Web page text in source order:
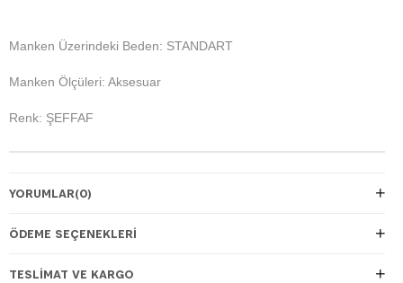
Manken Üzerindeki Beden: STANDART
Manken Ölçüleri: Aksesuar
Renk: ŞEFFAF
YORUMLAR(0)
ÖDEME SEÇENEKLERI
TESLIMAT VE KARGO